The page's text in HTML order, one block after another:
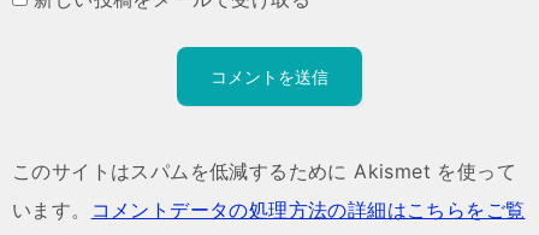
このサイトはスパムを低減するために Akismet を使って
います。
コメントデータの処理方法の詳細はこちらをご覧